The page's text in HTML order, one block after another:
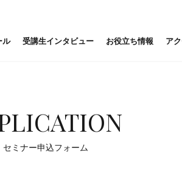
ル 受講生インタビュー お役立ち情報 ア
セミナー申込フォーム